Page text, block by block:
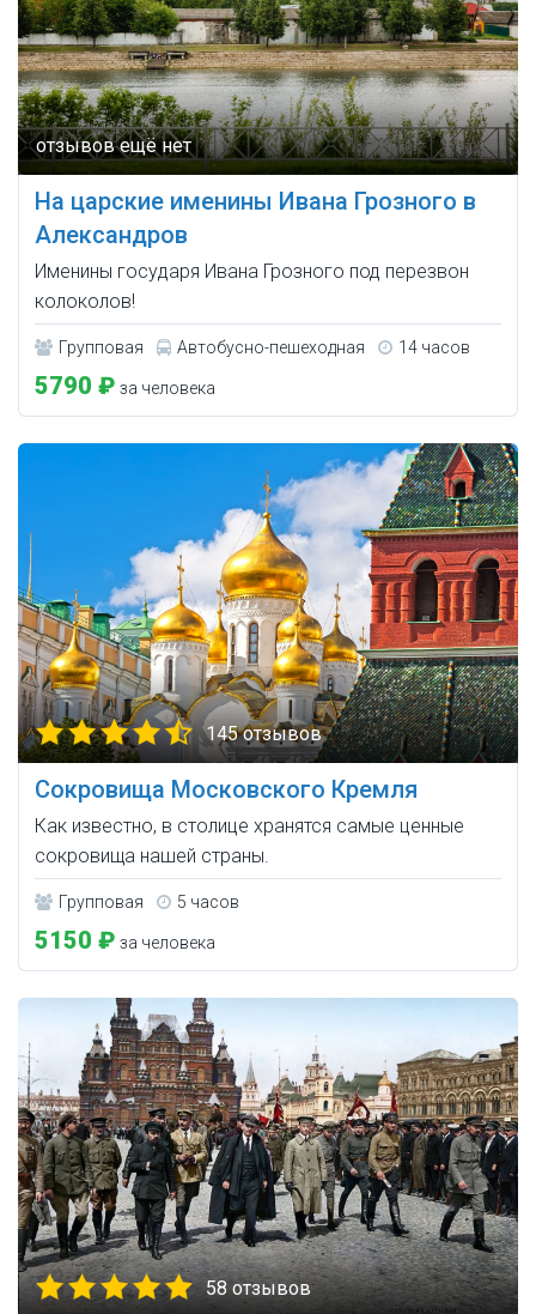
На царские именины Ивана Грозного в
Александров
Именины государя Ивана Грозного под перезвон
колоколов!
Групповая Автобусно-пешеходная 14 часов
5790 ₽ за человека
145 отзывов
Сокровища Московского Кремля
Как известно, в столице хранятся самые ценные
сокровища нашей страны.
Групповая 5 часов
5150 ₽ за человека
58 отзывов